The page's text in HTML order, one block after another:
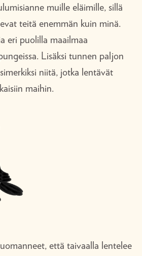
muille eläimille, sillä
teitä enemmän kuin minä.
eri puolilla maailmaa
Lisäksi tunnen paljon
niitä, jotka lentävät
maihin.
että taivaalla lentelee